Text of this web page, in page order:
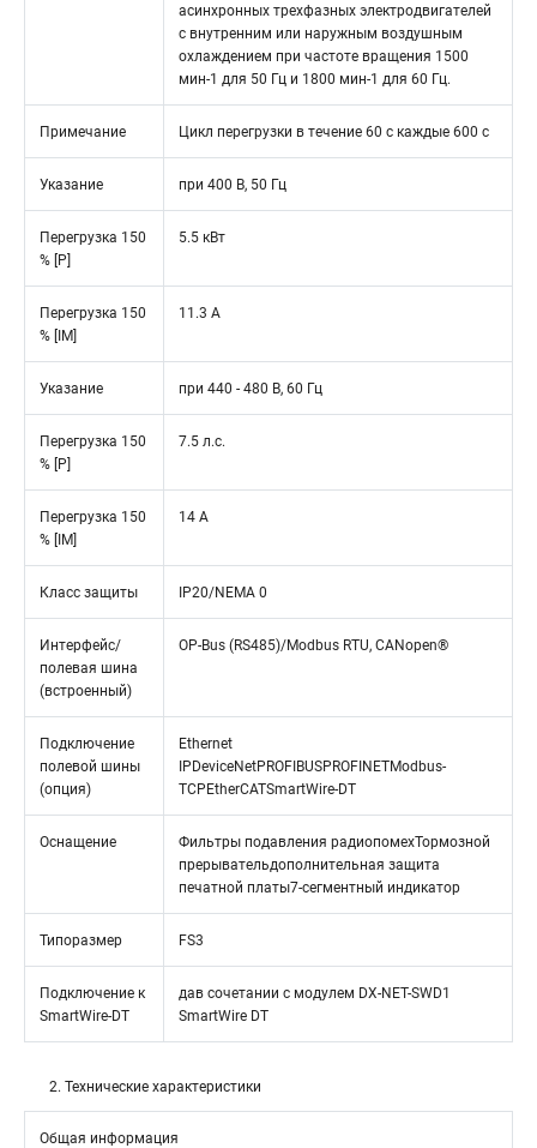
асинхронных трехфазных электродвигателей
с внутренним или наружным воздушным
охлаждением при частоте вращения 1500
мин-1 для 50 Гц и 1800 мин-1 для 60 Гц.
Примечание Цикл перегрузки в течение 60 с каждые 600 с
Указание при 400 В, 50 Гц
Перегрузка 150
% [P]
5.5 кВт
Перегрузка 150
% [IM]
11.3 A
Указание при 440 - 480 В, 60 Гц
Перегрузка 150
% [P]
7.5 л.с.
Перегрузка 150
% [IM]
14 A
Класс защиты IP20/NEMA 0
Интерфейс/
полевая шина
(встроенный)
OP-Bus (RS485)/Modbus RTU, CANopen®
Подключение
полевой шины
(опция)
Ethernet
IPDeviceNetPROFIBUSPROFINETModbus-
TCPEtherCATSmartWire-DT
Оснащение
Фильтры подавления радиопомехТормозной
прерывательдополнительная защита
печатной платы7-сегментный индикатор
Типоразмер FS3
Подключение к
SmartWire-DT
дав сочетании с модулем DX-NET-SWD1
SmartWire DT
2. Технические характеристики
Общая информация